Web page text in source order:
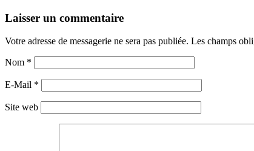
Laisser un commentaire
Votre adresse de messagerie ne sera pas publiée. Les champs
Nom *
E-Mail *
Site web